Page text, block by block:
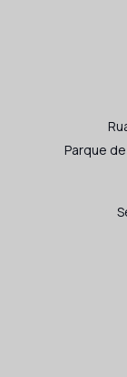
Parque